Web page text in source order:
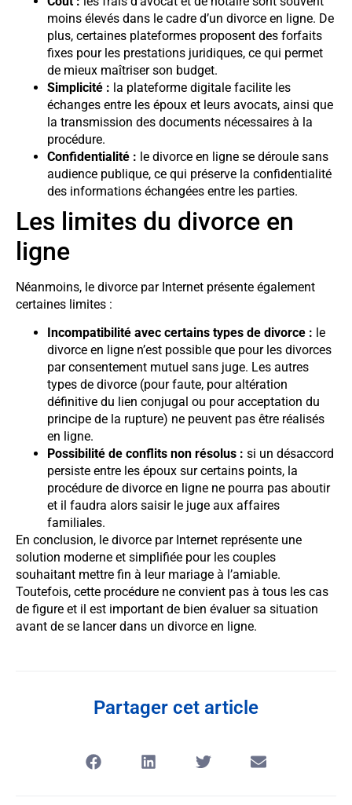
moins élevés dans le cadre d’un divorce en ligne. De
plus, certaines plateformes proposent des forfaits
fixes pour les prestations juridiques, ce qui permet
de mieux maîtriser son budget.
Simplicité : la plateforme digitale facilite les
échanges entre les époux et leurs avocats, ainsi que
la transmission des documents nécessaires à la
procédure.
Confidentialité : le divorce en ligne se déroule sans
audience publique, ce qui préserve la confidentialité
des informations échangées entre les parties.
Les limites du divorce en
ligne
Néanmoins, le divorce par Internet présente également
certaines limites :
Incompatibilité avec certains types de divorce : le
divorce en ligne n’est possible que pour les divorces
par consentement mutuel sans juge. Les autres
types de divorce (pour faute, pour altération
définitive du lien conjugal ou pour acceptation du
principe de la rupture) ne peuvent pas être réalisés
en ligne.
Possibilité de conflits non résolus : si un désaccord
persiste entre les époux sur certains points, la
procédure de divorce en ligne ne pourra pas aboutir
et il faudra alors saisir le juge aux affaires
familiales.
En conclusion, le divorce par Internet représente une
solution moderne et simplifiée pour les couples
souhaitant mettre fin à leur mariage à l’amiable.
Toutefois, cette procédure ne convient pas à tous les cas
de figure et il est important de bien évaluer sa situation
avant de se lancer dans un divorce en ligne.
Partager cet article